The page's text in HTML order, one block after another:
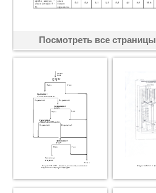
Посмотреть все страницы